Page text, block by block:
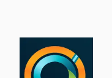
inhoud